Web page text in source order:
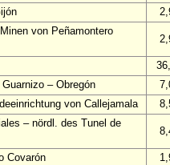
von Peñamontero
– Obregón
von Callejamala
– nördl. des Tunel de
Covarón